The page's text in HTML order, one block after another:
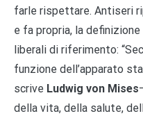
farle rispettare. Antiseri
e fa propria, la
liberali di riferimento:
funzione dell’apparato
scrive Ludwig von Mises
della vita, della salute,